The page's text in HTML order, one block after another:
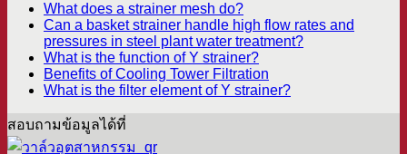
What does a strainer mesh do?
Can a basket strainer handle high flow rates and
pressures in steel plant water treatment?
What is the function of Y strainer?
Benefits of Cooling Tower Filtration
What is the filter element of Y strainer?
สอบถามข้อมูลได้ที่